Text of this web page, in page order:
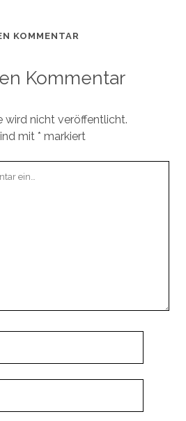
KOMMENTAR
Kommentar
wird nicht veröffentlicht.
mit * markiert